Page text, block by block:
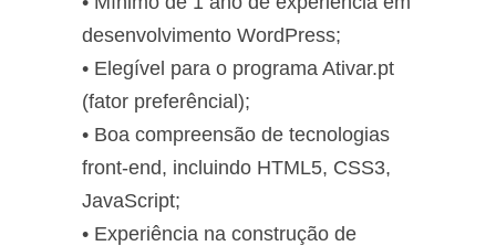
desenvolvimento WordPress;
• Elegível para o programa Ativar.pt
(fator preferêncial);
• Boa compreensão de tecnologias
front-end, incluindo HTML5, CSS3,
JavaScript;
• Experiência na construção de